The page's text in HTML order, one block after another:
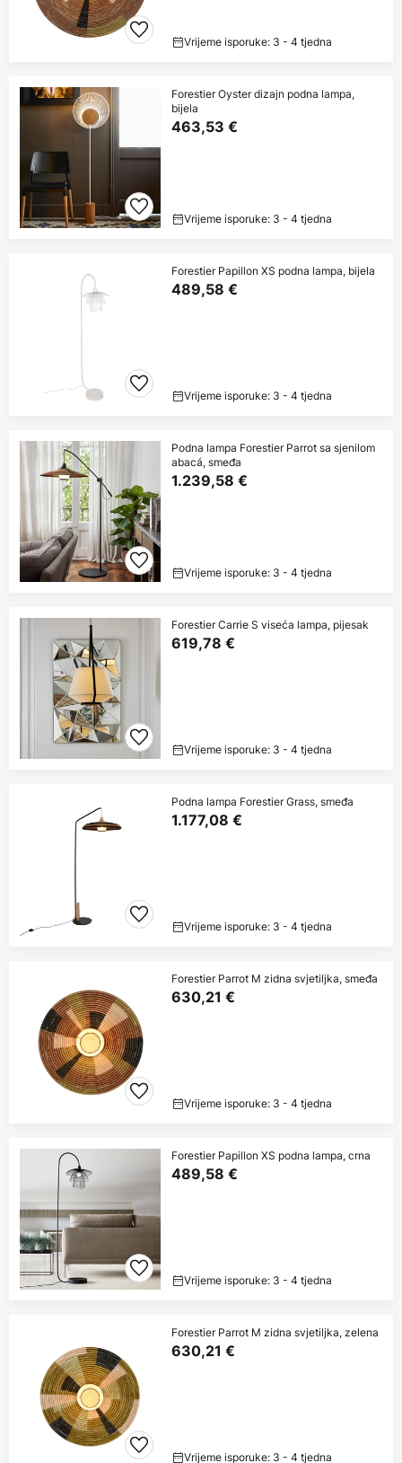
Vrijeme isporuke: 3 - 4 tjedna
Forestier Oyster dizajn podna lampa,
bijela
463,53 €
Vrijeme isporuke: 3 - 4 tjedna
Forestier Papillon XS podna lampa, bijela
489,58 €
Vrijeme isporuke: 3 - 4 tjedna
Podna lampa Forestier Parrot sa sjenilom
abacá, smeđa
1.239,58 €
Vrijeme isporuke: 3 - 4 tjedna
Forestier Carrie S viseća lampa, pijesak
619,78 €
Vrijeme isporuke: 3 - 4 tjedna
Podna lampa Forestier Grass, smeđa
1.177,08 €
Vrijeme isporuke: 3 - 4 tjedna
Forestier Parrot M zidna svjetiljka, smeđa
630,21 €
Vrijeme isporuke: 3 - 4 tjedna
Forestier Papillon XS podna lampa, crna
489,58 €
Vrijeme isporuke: 3 - 4 tjedna
Forestier Parrot M zidna svjetiljka, zelena
630,21 €
Vrijeme isporuke: 3 - 4 tjedna